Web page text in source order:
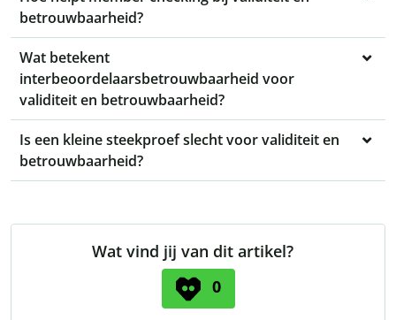
betrouwbaarheid?
Wat betekent
interbeoordelaarsbetrouwbaarheid voor
validiteit en betrouwbaarheid?
Is een kleine steekproef slecht voor validiteit en
betrouwbaarheid?
Wat vind jij van dit artikel?
0